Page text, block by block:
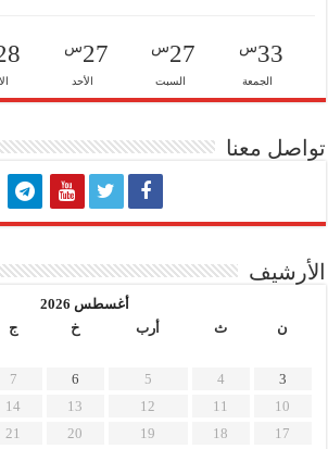
33س
الجمعة
27س
السبت
27س
الأحد
تواصل معنا
الأرشيف
أغسطس 2026
ن
ث أرب خ ج
3
4
5
6
7
10
11
12
13
14
17
18
19
20
21